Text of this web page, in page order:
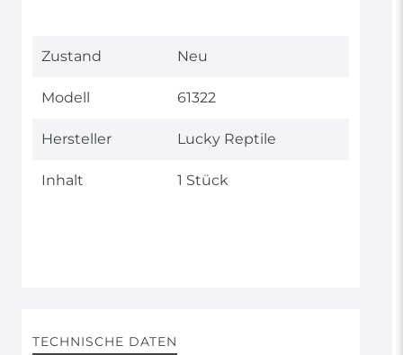
Technisches
Wert
Zustand Neu
Modell 61322
Hersteller Lucky Reptile
Inhalt 1 Stück
TECHNISCHE DATEN